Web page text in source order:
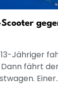
Jähriger
fährt